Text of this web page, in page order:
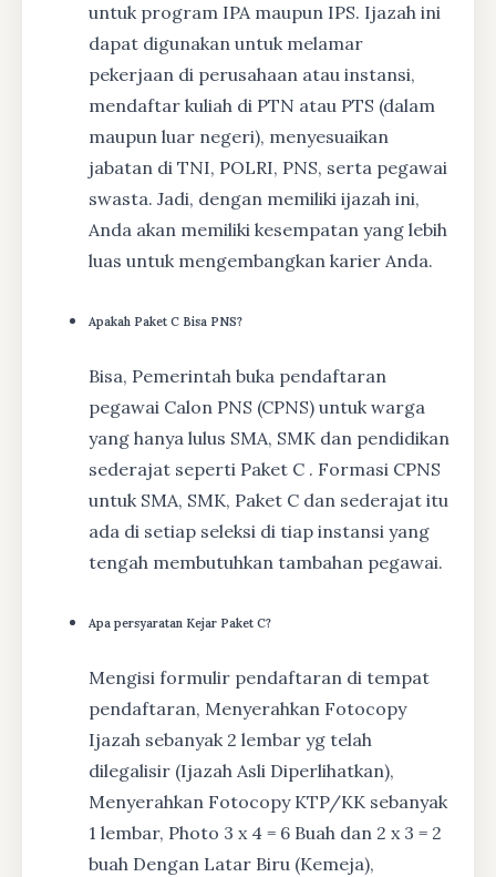
untuk program IPA maupun IPS. Ijazah ini
dapat digunakan untuk melamar
pekerjaan di perusahaan atau instansi,
mendaftar kuliah di PTN atau PTS (dalam
maupun luar negeri), menyesuaikan
jabatan di TNI, POLRI, PNS, serta pegawai
swasta. Jadi, dengan memiliki ijazah ini,
Anda akan memiliki kesempatan yang lebih
luas untuk mengembangkan karier Anda.
Apakah Paket C Bisa PNS?
Bisa, Pemerintah buka pendaftaran
pegawai Calon PNS (CPNS) untuk warga
yang hanya lulus SMA, SMK dan pendidikan
sederajat seperti Paket C . Formasi CPNS
untuk SMA, SMK, Paket C dan sederajat itu
ada di setiap seleksi di tiap instansi yang
tengah membutuhkan tambahan pegawai.
Apa persyaratan Kejar Paket C?
Mengisi formulir pendaftaran di tempat
pendaftaran, Menyerahkan Fotocopy
Ijazah sebanyak 2 lembar yg telah
dilegalisir (Ijazah Asli Diperlihatkan),
Menyerahkan Fotocopy KTP/KK sebanyak
1 lembar, Photo 3 x 4 = 6 Buah dan 2 x 3 = 2
buah Dengan Latar Biru (Kemeja),